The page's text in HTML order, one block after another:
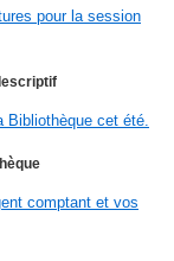
pour la session
Bibliothèque cet été.
comptant et vos